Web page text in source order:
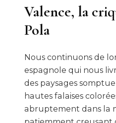
Valence, la
Pola
Nous continuons de
espagnole qui nous
des paysages
hautes falaises
abruptement dans la